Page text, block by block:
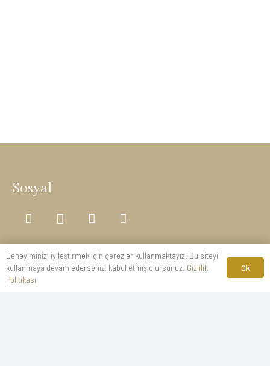
Sosyal
Kurumsal
Gizlilik Politikası
Deneyiminizi iyileştirmek için çerezler kullanmaktayız. Bu siteyi
kullanmaya devam ederseniz, kabul etmiş olursunuz. Gizlilik
Politikası
Ok